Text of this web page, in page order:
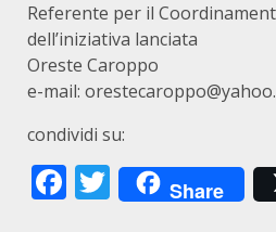
Referente per il
dell’iniziativa lanciata
Oreste Caroppo
e-mail:
condividi su:
Facebook
Twitter
Share